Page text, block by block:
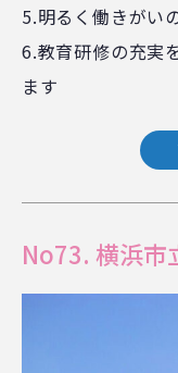
5.明るく働きがい
6.教育研修の充実
ます
No73. 横浜市